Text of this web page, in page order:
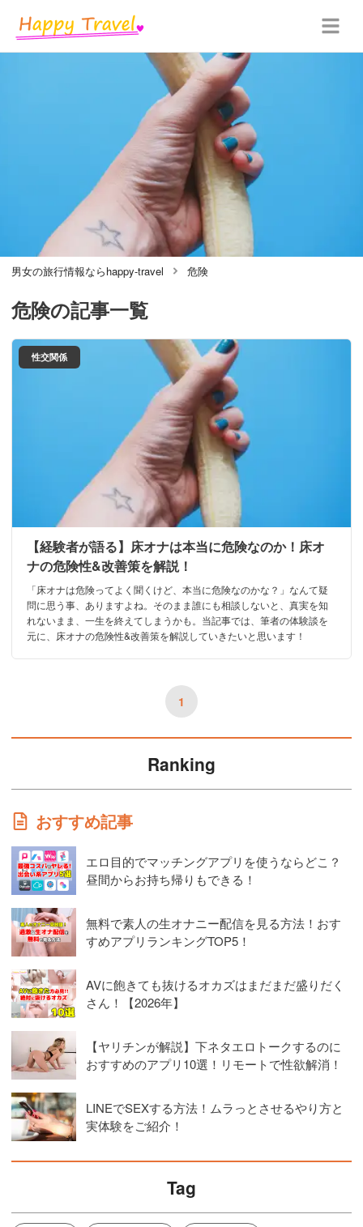
男女の旅行情報ならhappy-travel 危険
危険の記事一覧
性交関係
【経験者が語る】床オナは本当に危険なのか！床オ
ナの危険性&改善策を解説！
「床オナは危険ってよく聞くけど、本当に危険なのかな？」なんて疑
問に思う事、ありますよね。そのまま誰にも相談しないと、真実を知
れないまま、一生を終えてしまうかも。当記事では、筆者の体験談を
元に、床オナの危険性&改善策を解説していきたいと思います！
1
Ranking
おすすめ記事
エロ目的でマッチングアプリを使うならどこ？
昼間からお持ち帰りもできる！
無料で素人の生オナニー配信を見る方法！おす
すめアプリランキングTOP5！
AVに飽きても抜けるオカズはまだまだ盛りだく
さん！【2026年】
【ヤリチンが解説】下ネタエロトークするのに
おすすめのアプリ10選！リモートで性欲解消！
LINEでSEXする方法！ムラっとさせるやり方と
実体験をご紹介！
Tag